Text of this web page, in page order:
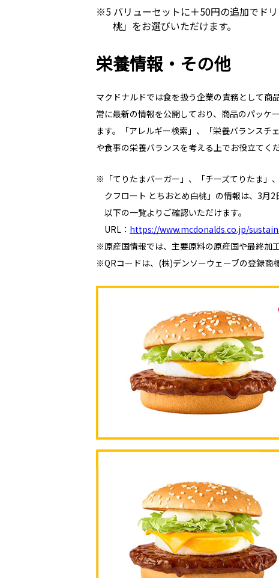
※5 バリューセットに＋50円の追加でド
桃」をお選びいただけます。
栄養情報・その他
マクドナルドでは食を扱う企業の責務として商
常に最新の情報を公開しており、商品のパッケ
ます。「アレルギー検索」、「栄養バランス
や食事の栄養バランスを考える上でお役立てくだ
※「てりたまバーガー」、「チーズてりたま」
クフロート とちおとめ白桃」の情報は、3月2
以下の一覧よりご確認いただけます。
URL： https://www.mcdonalds.co.jp/
※原産国情報では、主要原料の原産国や最終加
※QRコードは、(株)デンソーウェーブの登録商標